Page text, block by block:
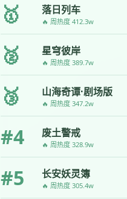
🥇 落日列车
🔥 周热度 412.3w
🥈 星穹彼岸
🔥 周热度 389.7w
🥉 山海奇谭·剧场版
🔥 周热度 347.2w
#4 废土警戒
🔥 周热度 328.9w
#5 长安妖灵簿
🔥 周热度 305.4w